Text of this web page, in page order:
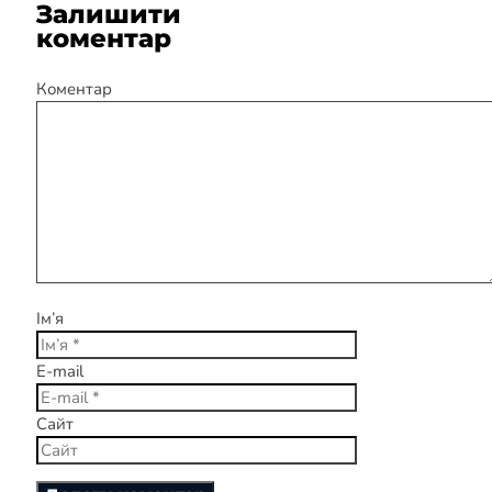
Залишити
коментар
Коментар
Ім’я
E-mail
Сайт